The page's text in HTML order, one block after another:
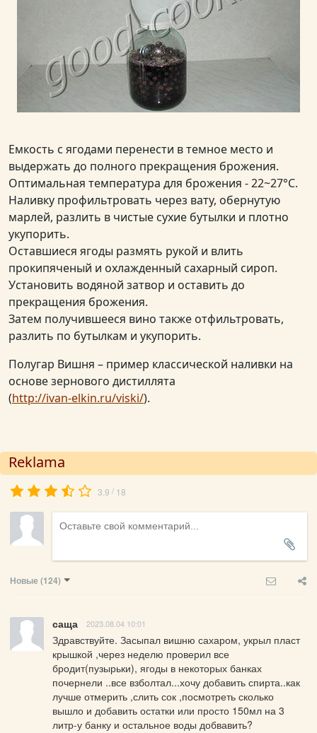
Емкость с ягодами перенести в темное место и
выдержать до полного прекращения брожения.
Оптимальная температура для брожения - 22~27°С.
Наливку профильтровать через вату, обернутую
марлей, разлить в чистые сухие бутылки и плотно
укупорить.
Оставшиеся ягоды размять рукой и влить
прокипяченый и охлажденный сахарный сироп.
Установить водяной затвор и оставить до
прекращения брожения.
Затем получившееся вино также отфильтровать,
разлить по бутылкам и укупорить.
Полугар Вишня – пример классической наливки на
основе зернового дистиллята
(http://ivan-elkin.ru/viski/).
Reklama
3.9 / 18
Новые (124)
саща 2023.08.04 10:01
Здравствуйте. Засыпал вишню сахаром, укрыл пласт
крышкой ,через неделю проверил все
бродит(пузырьки), ягоды в некоторых банках
почернели ..все взболтал...хочу добавить спирта..как
лучше отмерить ,слить сок ,посмотреть сколько
вышло и добавить остатки или просто 150мл на 3
литр-у банку и остальное воды добвавить?